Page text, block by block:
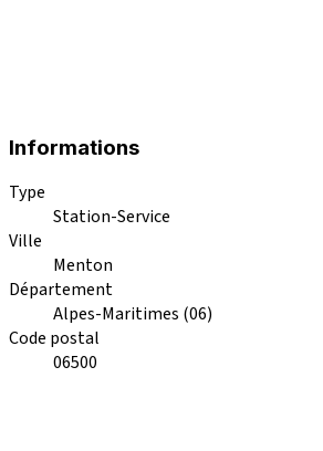
Informations
Type
Station-Service
Ville
Menton
Département
Alpes-Maritimes (06)
Code postal
06500